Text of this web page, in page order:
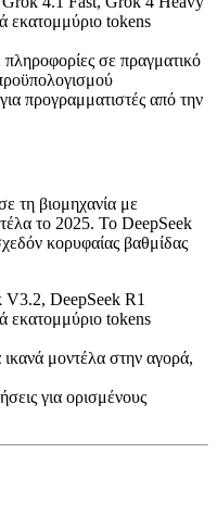
εκατομμύριο tokens
σε πραγματικό
προγραμματιστές από την
τη βιομηχανία με
το 2025. Το DeepSeek
κορυφαίας βαθμίδας
V3.2, DeepSeek R1
εκατομμύριο tokens
μοντέλα στην αγορά,
για ορισμένους